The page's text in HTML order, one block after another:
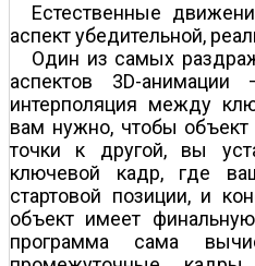
Естественные
аспект убедительной,
Один из самых
аспектов 3D-анимации
интерполяция между
вам нужно, чтобы
точки к другой, вы
ключевой кадр, где
стартовой позиции, и
объект имеет
программа сама